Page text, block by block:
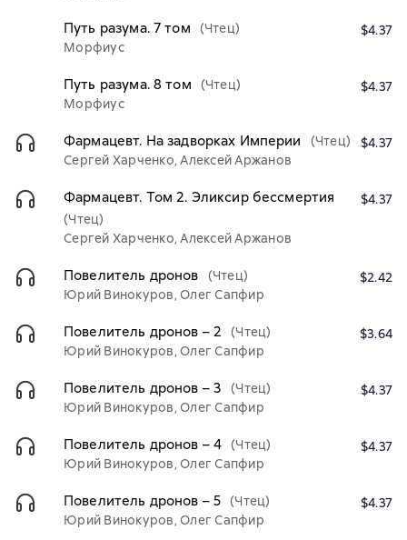
Путь разума. 7 том
(Чтец)
Морфиус
$4.37
Путь разума. 8 том
(Чтец)
Морфиус
$4.37
Фармацевт. На задворках Империи
(Чтец)
Сергей Харченко, Алексей Аржанов
$4.37
Фармацевт. Том 2. Эликсир бессмертия
(Чтец)
Сергей Харченко, Алексей Аржанов
$4.37
Повелитель дронов
(Чтец)
Юрий Винокуров, Олег Сапфир
$2.42
Повелитель дронов – 2
(Чтец)
Юрий Винокуров, Олег Сапфир
$3.64
Повелитель дронов – 3
(Чтец)
Юрий Винокуров, Олег Сапфир
$4.37
Повелитель дронов – 4 (Чтец)
Юрий Винокуров, Олег Сапфир
$4.37
Повелитель дронов – 5 (Чтец)
Юрий Винокуров, Олег Сапфир
$4.37